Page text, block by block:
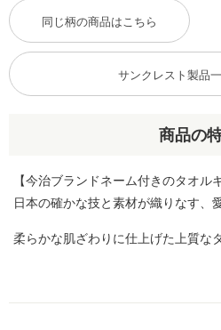
商品の
【今治ブランドネーム付きのタオル
日本の確かな技と素材が織りなす、
柔らかな肌ざわりに仕上げた上質な
同じ柄の商品はこちら
サンクレスト製品